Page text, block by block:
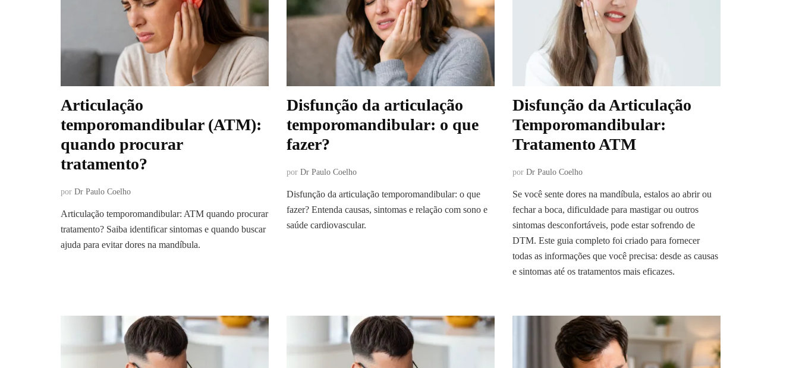
Articulação
temporomandibular (ATM):
quando procurar
tratamento?
por Dr Paulo Coelho
Articulação temporomandibular: ATM quando procurar
tratamento? Saiba identificar sintomas e quando buscar
ajuda para evitar dores na mandíbula.
Disfunção da articulação
temporomandibular: o que
fazer?
por Dr Paulo Coelho
Disfunção da articulação temporomandibular: o que
fazer? Entenda causas, sintomas e relação com sono e
saúde cardiovascular.
Disfunção da Articulação
Temporomandibular:
Tratamento ATM
por Dr Paulo Coelho
Se você sente dores na mandíbula, estalos ao abrir ou
fechar a boca, dificuldade para mastigar ou outros
sintomas desconfortáveis, pode estar sofrendo de
DTM. Este guia completo foi criado para fornecer
todas as informações que você precisa: desde as causas
e sintomas até os tratamentos mais eficazes.